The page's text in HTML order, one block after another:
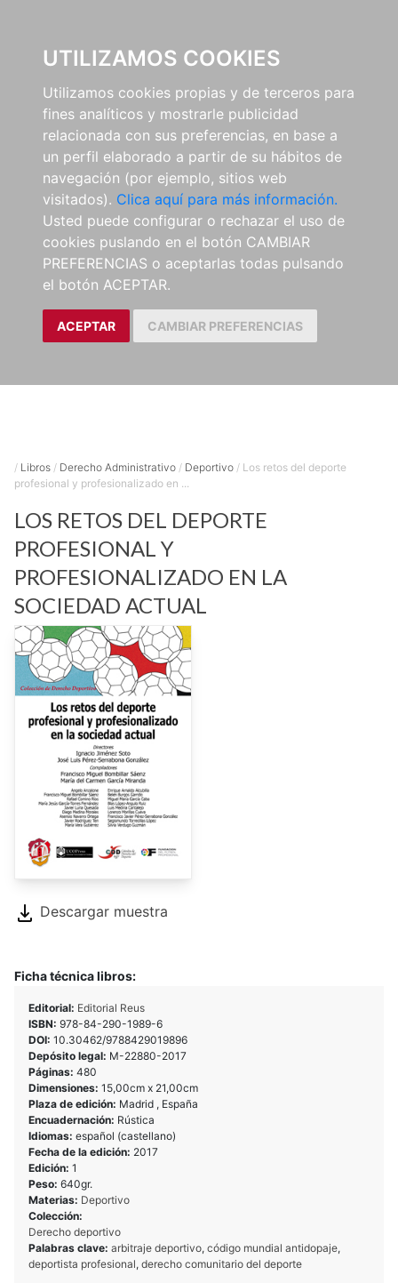
UTILIZAMOS COOKIES
Utilizamos cookies propias y de terceros para
fines analíticos y mostrarle publicidad
relacionada con sus preferencias, en base a
un perfil elaborado a partir de su hábitos de
navegación (por ejemplo, sitios web
visitados). Clica aquí para más información.
Usted puede configurar o rechazar el uso de
cookies puslando en el botón CAMBIAR
PREFERENCIAS o aceptarlas todas pulsando
el botón ACEPTAR.
ACEPTAR CAMBIAR PREFERENCIAS
/ Libros / Derecho Administrativo / Deportivo / Los retos del deporte
profesional y profesionalizado en ...
LOS RETOS DEL DEPORTE
PROFESIONAL Y
PROFESIONALIZADO EN LA
SOCIEDAD ACTUAL
Descargar muestra
Ficha técnica libros:
Editorial: Editorial Reus
ISBN: 978-84-290-1989-6
DOI: 10.30462/9788429019896
Depósito legal: M-22880-2017
Páginas: 480
Dimensiones: 15,00cm x 21,00cm
Plaza de edición: Madrid , España
Encuadernación: Rústica
Idiomas: español (castellano)
Fecha de la edición: 2017
Edición: 1
Peso: 640gr.
Materias: Deportivo
Colección:
Derecho deportivo
Palabras clave: arbitraje deportivo, código mundial antidopaje,
deportista profesional, derecho comunitario del deporte